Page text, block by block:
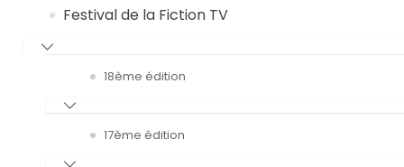
Festival de la Fiction TV
18ème édition
17ème édition